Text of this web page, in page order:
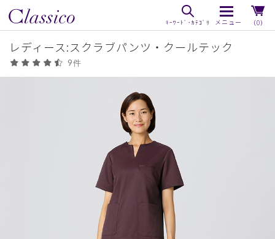
（0）
レディース:スクラブパンツ・クールテック
9件